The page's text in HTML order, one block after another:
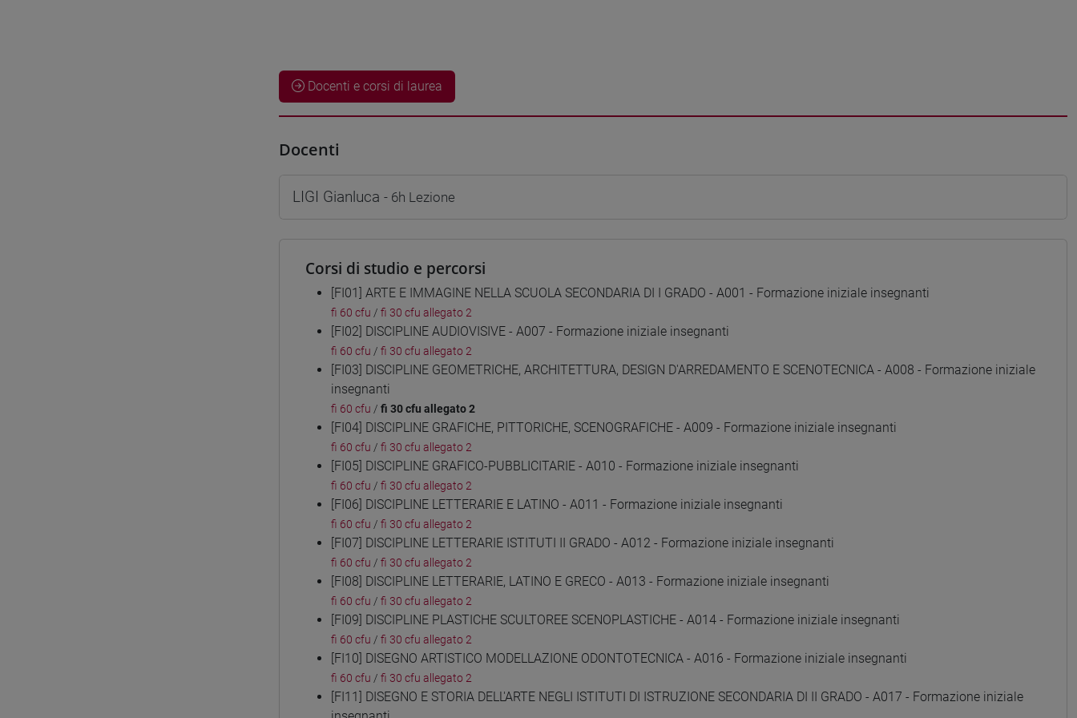
Docenti e corsi di laurea
Docenti
LIGI Gianluca - 6h Lezione
Corsi di studio e percorsi
[FI01] ARTE E IMMAGINE NELLA SCUOLA SECONDARIA DI I GRADO - A001 - Formazione iniziale insegnanti
fi 60 cfu / fi 30 cfu allegato 2
[FI02] DISCIPLINE AUDIOVISIVE - A007 - Formazione iniziale insegnanti
fi 60 cfu / fi 30 cfu allegato 2
[FI03] DISCIPLINE GEOMETRICHE, ARCHITETTURA, DESIGN D'ARREDAMENTO E SCENOTECNICA - A008 - Formazione iniziale
insegnanti
fi 60 cfu / fi 30 cfu allegato 2
[FI04] DISCIPLINE GRAFICHE, PITTORICHE, SCENOGRAFICHE - A009 - Formazione iniziale insegnanti
fi 60 cfu / fi 30 cfu allegato 2
[FI05] DISCIPLINE GRAFICO-PUBBLICITARIE - A010 - Formazione iniziale insegnanti
fi 60 cfu / fi 30 cfu allegato 2
[FI06] DISCIPLINE LETTERARIE E LATINO - A011 - Formazione iniziale insegnanti
fi 60 cfu / fi 30 cfu allegato 2
[FI07] DISCIPLINE LETTERARIE ISTITUTI II GRADO - A012 - Formazione iniziale insegnanti
fi 60 cfu / fi 30 cfu allegato 2
[FI08] DISCIPLINE LETTERARIE, LATINO E GRECO - A013 - Formazione iniziale insegnanti
fi 60 cfu / fi 30 cfu allegato 2
[FI09] DISCIPLINE PLASTICHE SCULTOREE SCENOPLASTICHE - A014 - Formazione iniziale insegnanti
fi 60 cfu / fi 30 cfu allegato 2
[FI10] DISEGNO ARTISTICO MODELLAZIONE ODONTOTECNICA - A016 - Formazione iniziale insegnanti
fi 60 cfu / fi 30 cfu allegato 2
[FI11] DISEGNO E STORIA DELL'ARTE NEGLI ISTITUTI DI ISTRUZIONE SECONDARIA DI II GRADO - A017 - Formazione iniziale